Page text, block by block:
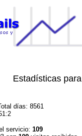
Estadísticas para
días: 8561
servicio: 109